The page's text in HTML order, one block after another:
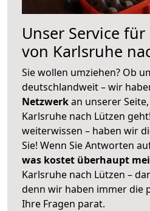
Unser Service
von Karlsruhe
Sie wollen umziehen? Ob
deutschlandweit – wir
Netzwerkan unserer
Karlsruhe nach Lützen
weiterwissen – haben wir
Sie! Wenn Sie Antworten
was kostet überhaupt
Karlsruhe nach Lützen –
denn wir haben immer die
Ihre Fragen parat.